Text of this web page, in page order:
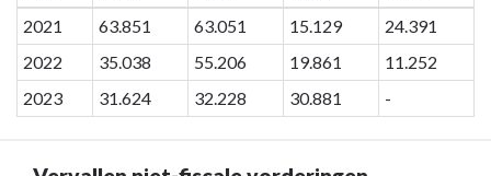
2021
63.851 63.051 15.129
24.391
2022
35.038 55.206 19.861
11.252
2023
31.624 32.228 30.881 -